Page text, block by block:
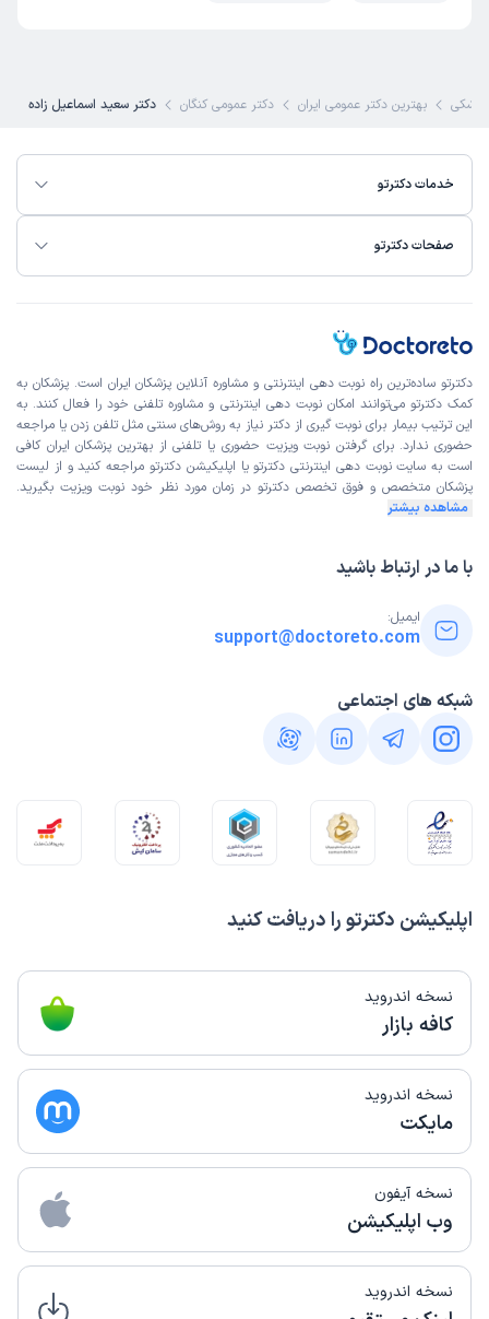
بهترین دکتر عمومی ایران دکتر عمومی کنگان دکتر سعید اسماعیل زاده
خدمات دکترتو
صفحات دکترتو
اپلیکیشن دکترتو را دریافت کنید
نسخه اندروید
کافه بازار
نسخه اندروید
مایکت
نسخه آیفون
وب اپلیکیشن
نسخه اندروید
دکترتو ساده‌ترین راه نوبت‌ دهی اینترنتی و مشاوره آنلاین پزشکان ایران است. پزشکان به
کمک دکترتو می‌توانند امکان نوبت دهی اینترنتی و مشاوره تلفنی خود را فعال کنند. به
این ترتیب بیمار برای نوبت گیری از دکتر نیاز به روش‌های سنتی مثل تلفن زدن یا مراجعه
حضوری ندارد. برای گرفتن نوبت ویزیت حضوری یا تلفنی از بهترین پزشکان ایران کافی
است به سایت نوبت دهی اینترنتی دکترتو یا اپلیکیشن دکترتو مراجعه کنید و از لیست
پزشکان متخصص و فوق تخصص دکترتو در زمان مورد نظر خود نوبت ویزیت بگیرید.
مشاهده بیشتر
با ما در ارتباط باشید
ایمیل:
support@doctoreto.com
شبکه های اجتماعی